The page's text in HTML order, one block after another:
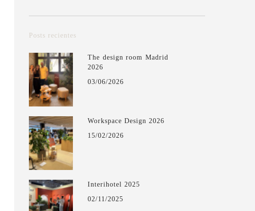
Posts recientes
The design room Madrid
2026
03/06/2026
Workspace Design 2026
15/02/2026
Interihotel 2025
02/11/2025